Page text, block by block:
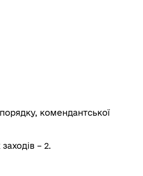
комендантської
– 2.